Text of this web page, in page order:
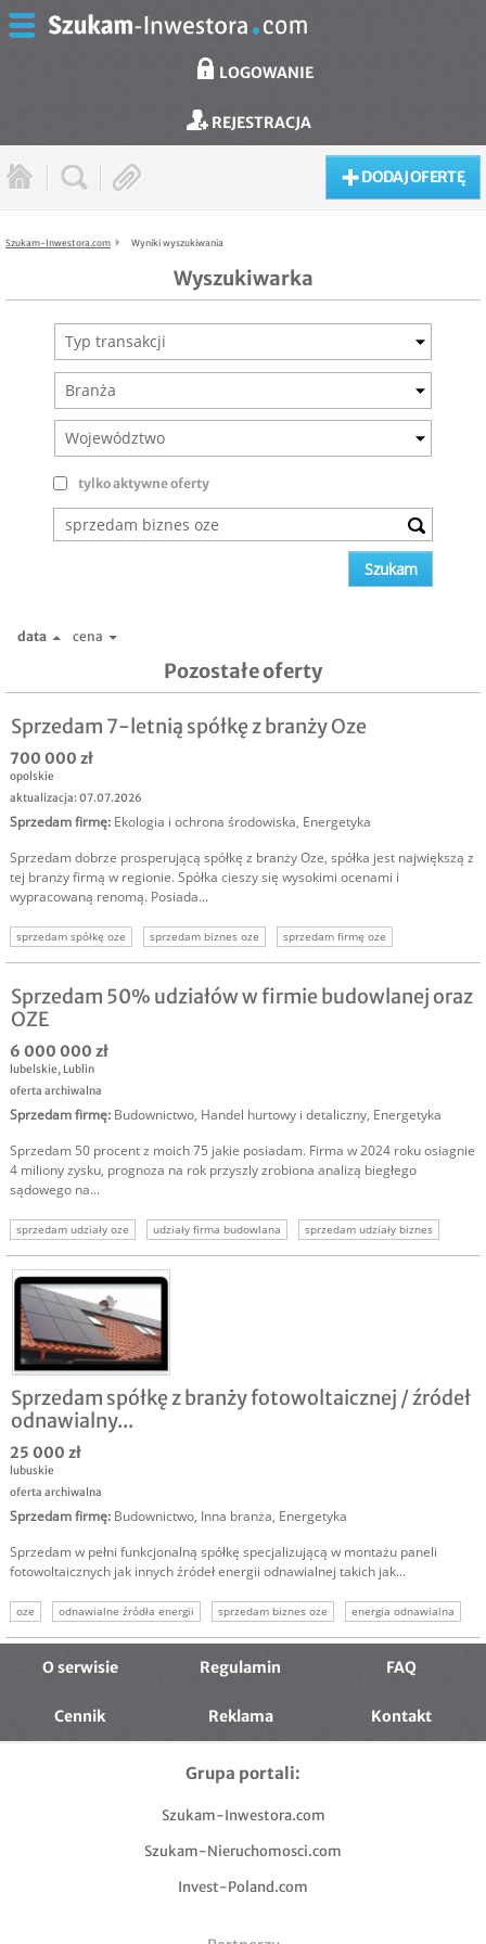
LOGOWANIE
REJESTRACJA
DODAJ OFERTĘ
Szukam-Inwestora.com Wyniki wyszukiwania
Wyszukiwarka
Typ transakcji
Branża
Województwo
tylko aktywne oferty
data cena
Pozostałe oferty
Sprzedam 7-letnią spółkę z branży Oze
700 000 zł
opolskie
aktualizacja: 07.07.2026
Sprzedam firmę: Ekologia i ochrona środowiska, Energetyka
Sprzedam dobrze prosperującą spółkę z branży Oze, spółka jest największą z
tej branży firmą w regionie. Spółka cieszy się wysokimi ocenami i
wypracowaną renomą. Posiada...
sprzedam spółkę oze sprzedam biznes oze
sprzedam firmę oze
inwestor oze
oze odnawialne źródła energii inwestycja w oze
Sprzedam 50% udziałów w firmie budowlanej oraz
OZE
6 000 000 zł
lubelskie, Lublin
oferta archiwalna
Sprzedam firmę: Budownictwo, Handel hurtowy i detaliczny, Energetyka
Sprzedam 50 procent z moich 75 jakie posiadam. Firma w 2024 roku osiagnie
4 miliony zysku, prognoza na rok przyszly zrobiona analizą biegłego
sądowego na...
sprzedam udziały oze udziały firma budowlana
sprzedam udziały biznes
udziały w firmie
udziały na sprzedaż
sprzedam firmę budowlaną
sprzedam biznes oze
Sprzedam spółkę z branży fotowoltaicznej / źródeł
odnawialny...
25 000 zł
lubuskie
oferta archiwalna
Sprzedam firmę: Budownictwo, Inna branża, Energetyka
Sprzedam w pełni funkcjonalną spółkę specjalizującą w montażu paneli
fotowoltaicznych jak innych źródeł energii odnawialnej takich jak...
oze odnawialne źródła energii sprzedam biznes oze
energia odnawialna
sprzedaż firmy
O serwisie Regulamin FAQ
Cennik Reklama Kontakt
Grupa portali:
Szukam-Inwestora.com
Szukam-Nieruchomosci.com
Invest-Poland.com